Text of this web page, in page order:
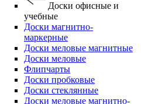
Доски офисные и
учебные
Доски магнитно-
маркерные
Доски меловые магнитные
Доски меловые
Флипчарты
Доски пробковые
Доски стеклянные
Доски меловые магнитно-